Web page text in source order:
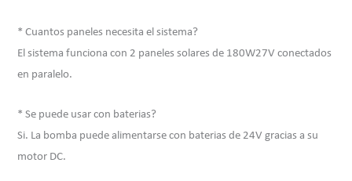
* Cuantos paneles necesita el sistema?
El sistema funciona con 2 paneles solares de 180W27V conectados
en paralelo.
* Se puede usar con baterias?
Si. La bomba puede alimentarse con baterias de 24V gracias a su
motor DC.